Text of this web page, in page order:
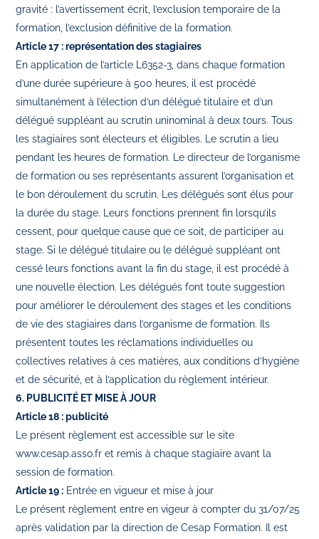
gravité : l’avertissement écrit, l’exclusion temporaire de la
formation, l’exclusion définitive de la formation.
Article 17 : représentation des stagiaires
En application de l’article L6352-3, dans chaque formation
d’une durée supérieure à 500 heures, il est procédé
simultanément à l’élection d’un délégué titulaire et d’un
délégué suppléant au scrutin uninominal à deux tours. Tous
les stagiaires sont électeurs et éligibles. Le scrutin a lieu
pendant les heures de formation. Le directeur de l’organisme
de formation ou ses représentants assurent l’organisation et
le bon déroulement du scrutin. Les délégués sont élus pour
la durée du stage. Leurs fonctions prennent fin lorsqu’ils
cessent, pour quelque cause que ce soit, de participer au
stage. Si le délégué titulaire ou le délégué suppléant ont
cessé leurs fonctions avant la fin du stage, il est procédé à
une nouvelle élection. Les délégués font toute suggestion
pour améliorer le déroulement des stages et les conditions
de vie des stagiaires dans l’organisme de formation. Ils
présentent toutes les réclamations individuelles ou
collectives relatives à ces matières, aux conditions d’hygiène
et de sécurité, et à l’application du règlement intérieur.
6. PUBLICITÉ ET MISE À JOUR
Article 18 : publicité
Le présent règlement est accessible sur le site
www.cesap.asso.fr et remis à chaque stagiaire avant la
session de formation.
Article 19 : Entrée en vigueur et mise à jour
Le présent règlement entre en vigeur à compter du 31/07/25
après validation par la direction de Cesap Formation. Il est